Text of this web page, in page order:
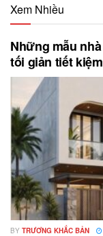
Xem Nhiều
Những mẫu
tối giản tiết kiệm
BY TRƯƠNG KHẮC BẢN